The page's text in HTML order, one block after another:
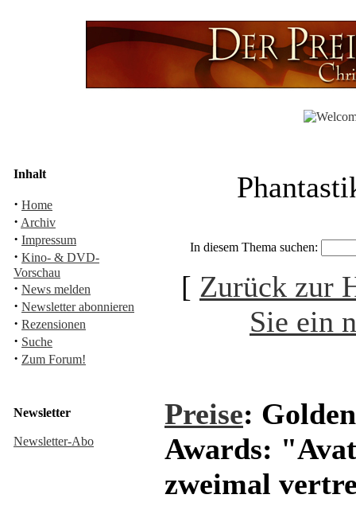
Inhalt
· Home
· Archiv
· Impressum
· Kino- & DVD-
Vorschau
· News melden
· Newsletter abonnieren
· Rezensionen
· Suche
· Zum Forum!
Newsletter
Newsletter-Abo
In diesem Thema suchen:
[ Zurück zur
Sie ein
Preise:
Awards:
zweimal